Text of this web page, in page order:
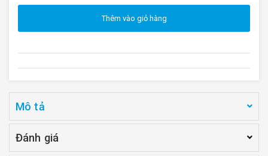
Thêm vào giỏ hàng
Mô tả
Đánh giá